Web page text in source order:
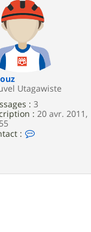
Utagawiste
: 3
: 20 avr. 2011,
: